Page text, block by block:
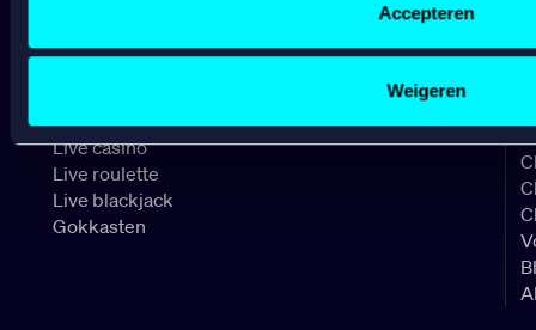
Sociale media functionaliteit.
Accepteren
Weigeren
CASINO
Online gokken
Live casino
Live roulette
Live blackjack
Gokkasten